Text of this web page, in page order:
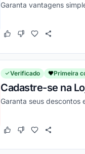
Garanta vantagens
Este cupom funcionou
Este cupom não
Verificado Primeira
Cadastre-se na
Garanta seus descontos
Este cupom funcionou
Este cupom não